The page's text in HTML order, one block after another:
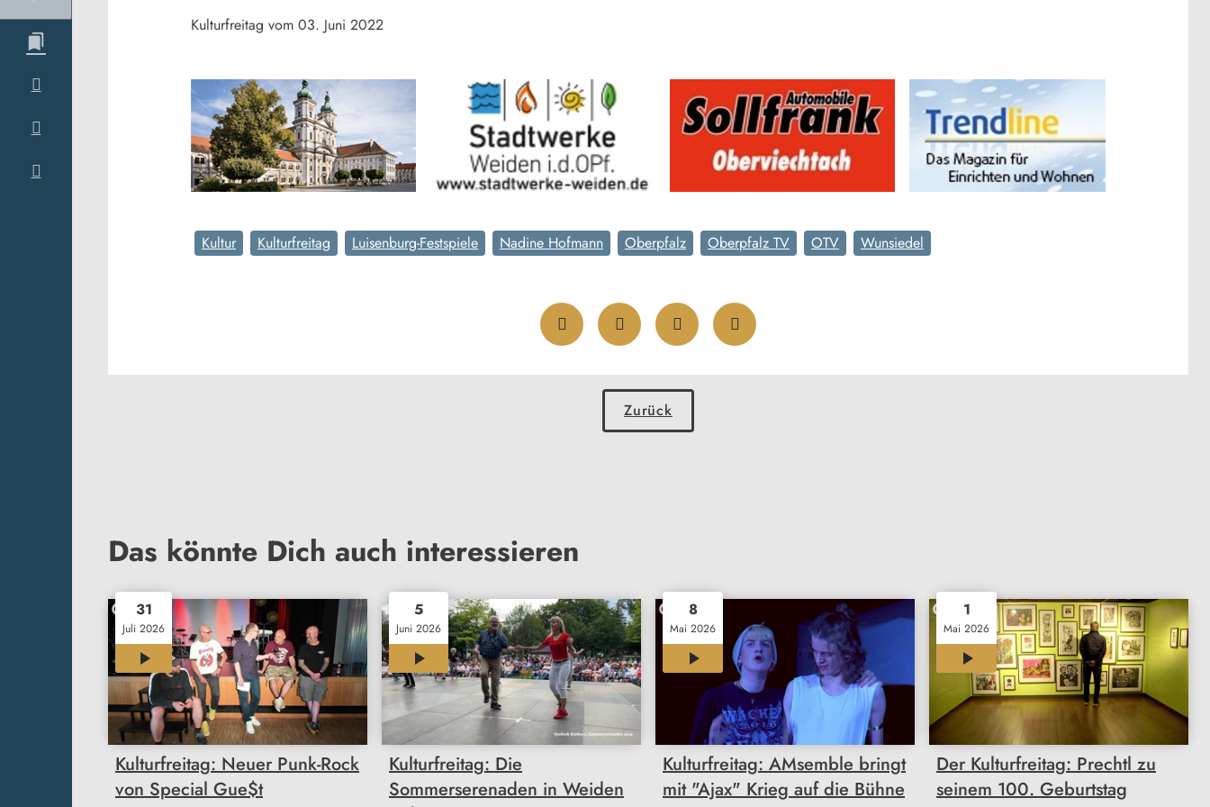
Kulturfreitag vom 03. Juni 2022
Kultur Kulturfreitag Luisenburg-Festspiele Nadine Hofmann Oberpfalz Oberpfalz TV OTV Wunsiedel
Zurück
Das könnte Dich auch interessieren
31
Juli 2026
22:05
Kulturfreitag: Neuer Punk-Rock
von Special Gue$t
5
Juni 2026
12:00
Kulturfreitag: Die
Sommerserenaden in Weiden
8
Mai 2026
Kulturfreitag: AMsemble bringt
mit "Ajax" Krieg auf die Bühne
1
Mai 2026
12:01
Der Kulturfreitag: Prechtl zu
seinem 100. Geburtstag